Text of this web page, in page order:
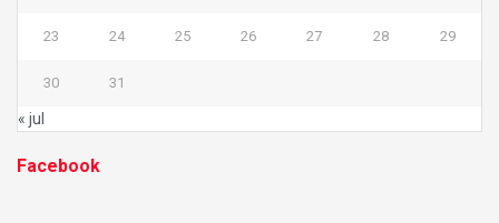
23 24 25 26 27 28 29
30 31
« jul
Facebook